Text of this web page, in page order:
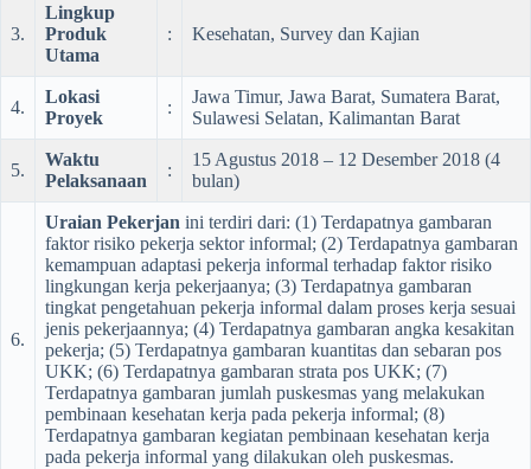
3.
Lingkup
Produk
Utama
: Kesehatan, Survey dan Kajian
4.
Lokasi
Proyek
:
Jawa Timur, Jawa Barat, Sumatera Barat,
Sulawesi Selatan, Kalimantan Barat
5.
Waktu
Pelaksanaan
:
15 Agustus 2018 – 12 Desember 2018 (4
bulan)
6.
Uraian Pekerjan ini terdiri dari: (1) Terdapatnya gambaran
faktor risiko pekerja sektor informal; (2) Terdapatnya gambaran
kemampuan adaptasi pekerja informal terhadap faktor risiko
lingkungan kerja pekerjaanya; (3) Terdapatnya gambaran
tingkat pengetahuan pekerja informal dalam proses kerja sesuai
jenis pekerjaannya; (4) Terdapatnya gambaran angka kesakitan
pekerja; (5) Terdapatnya gambaran kuantitas dan sebaran pos
UKK; (6) Terdapatnya gambaran strata pos UKK; (7)
Terdapatnya gambaran jumlah puskesmas yang melakukan
pembinaan kesehatan kerja pada pekerja informal; (8)
Terdapatnya gambaran kegiatan pembinaan kesehatan kerja
pada pekerja informal yang dilakukan oleh puskesmas.